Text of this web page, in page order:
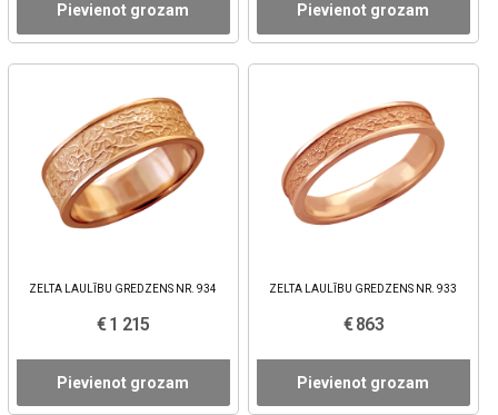
Pievienot grozam Pievienot grozam
ZELTA LAULĪBU GREDZENS NR. 934
€ 1 215
Pievienot grozam
ZELTA LAULĪBU GREDZENS NR. 933
€ 863
Pievienot grozam